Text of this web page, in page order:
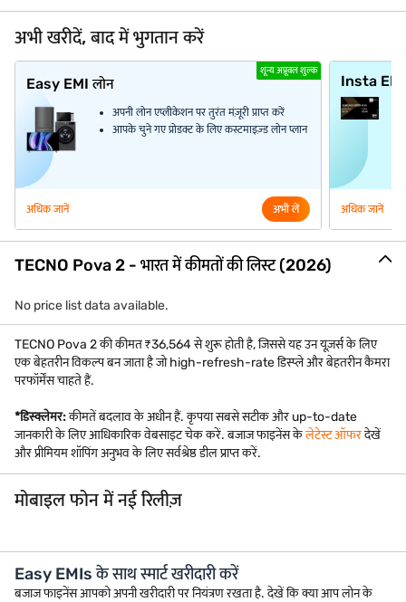
अभी खरीदें, बाद में भुगतान करें
शून्य अप्रूवल शुल्क
Easy EMI लोन
अपनी लोन एप्लीकेशन पर तुरंत मंज़ूरी प्राप्त करें
आपके चुने गए प्रोडक्ट के लिए कस्टमाइज़्ड लोन प्लान
अधिक जानें अभी लें
Insta
अधिक जानें
TECNO Pova 2 - भारत में कीमतों की लिस्ट (2026)
No price list data available.
TECNO Pova 2 की कीमत ₹36,564 से शुरू होती है, जिससे यह उन यूज़र्स के लिए
एक बेहतरीन विकल्प बन जाता है जो high-refresh-rate डिस्प्ले और बेहतरीन कैमरा
परफॉर्मेंस चाहते हैं.
*डिस्क्लेमर:कीमतें बदलाव के अधीन हैं. कृपया सबसे सटीक और up-to-date
जानकारी के लिए आधिकारिक वेबसाइट चेक करें. बजाज फाइनेंस केलेटेस्ट ऑफरदेखें
और प्रीमियम शॉपिंग अनुभव के लिए सर्वश्रेष्ठ डील प्राप्त करें.
मोबाइल फोन में नई रिलीज़
Moto G67
EMI ₹1,600 से शुरू*
OPPO
Easy EMIs के साथ स्मार्ट खरीदारी करें
बजाज फाइनेंस आपको अपनी खरीदारी पर नियंत्रण रखता है. देखें कि क्या आप लोन के